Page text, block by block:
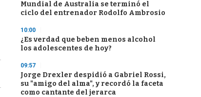
Mundial de Australia se terminó el
ciclo del entrenador Rodolfo Ambrosio
10:00
¿Es verdad que beben menos alcohol
los adolescentes de hoy?
09:57
Jorge Drexler despidió a Gabriel Rossi,
su "amigo del alma", y recordó la faceta
como cantante del jerarca